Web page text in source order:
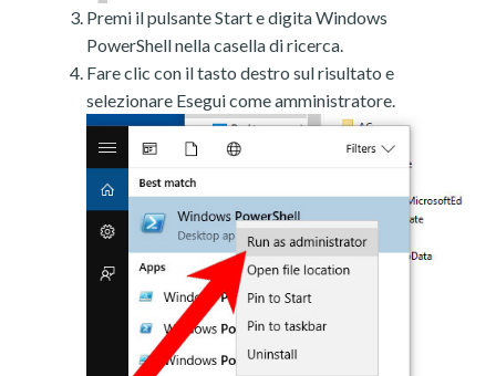
Premi il pulsante Start e digita Windows
PowerShell nella casella di ricerca.
Fare clic con il tasto destro sul risultato e
selezionare Esegui come amministratore.